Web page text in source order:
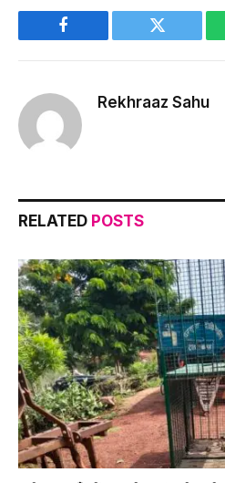
Facebook Twitter
Rekhraaz Sahu
RELATED POSTS